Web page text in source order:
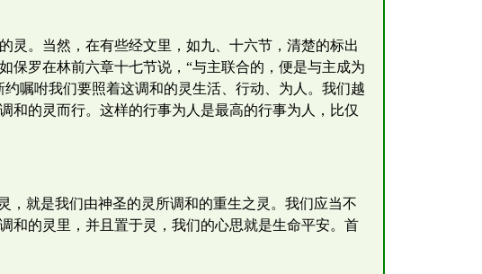
灵。当然，在有些经文里，如九、十六节，清楚的标出
保罗在林前六章十七节说，“与主联合的，便是与主成为
嘱咐我们要照着这调和的灵生活、行动、为人。我们越
和的灵而行。这样的行事为人是最高的行事为人，比仅
，就是我们由神圣的灵所调和的重生之灵。我们应当不
和的灵里，并且置于灵，我们的心思就是生命平安。首